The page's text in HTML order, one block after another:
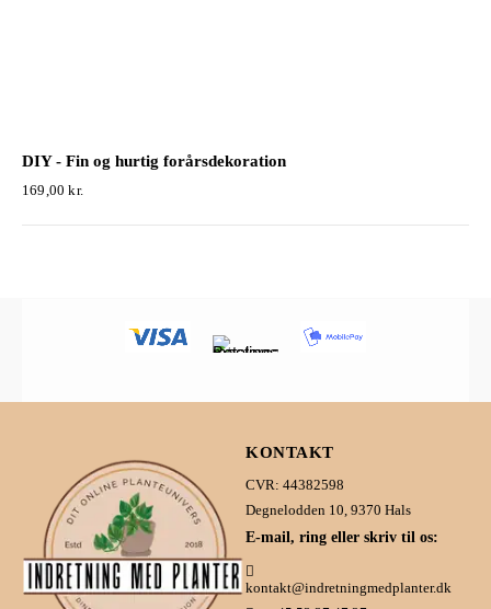
DIY - Fin og hurtig forårsdekoration
169,00kr.
KONTAKT
CVR: 44382598
Degnelodden 10, 9370 Hals
E-mail, ring eller skriv til os:
kontakt@indretningmedplanter.dk